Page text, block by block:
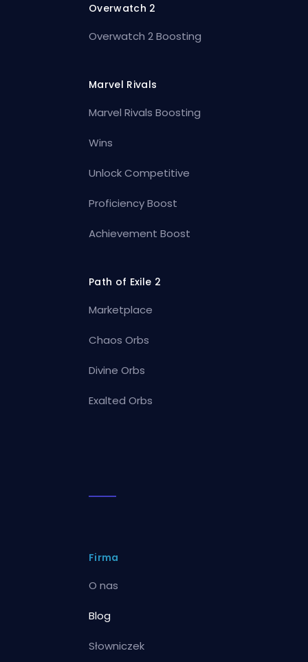
Overwatch 2
Overwatch 2 Boosting
Marvel Rivals
Marvel Rivals Boosting
Wins
Unlock Competitive
Proficiency Boost
Achievement Boost
Path of Exile 2
Marketplace
Chaos Orbs
Divine Orbs
Exalted Orbs
Firma
O nas
Blog
Słowniczek